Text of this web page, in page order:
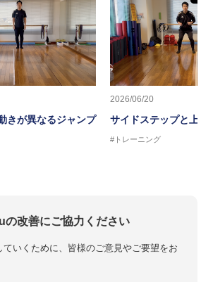
きが異なるジャンプ
2026/06/20
サイドステップと上半
#トレーニング
の改善にご協力ください
いくために、皆様のご意見やご要望をお